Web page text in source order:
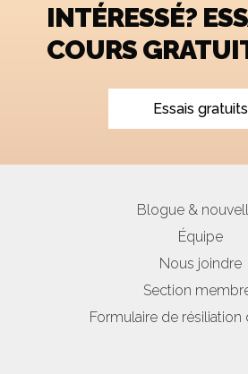
INTÉRESSÉ?
COURS
Essais gratuits
Blogue &
Équipe
Nous joindre
Section
Formulaire de résiliation